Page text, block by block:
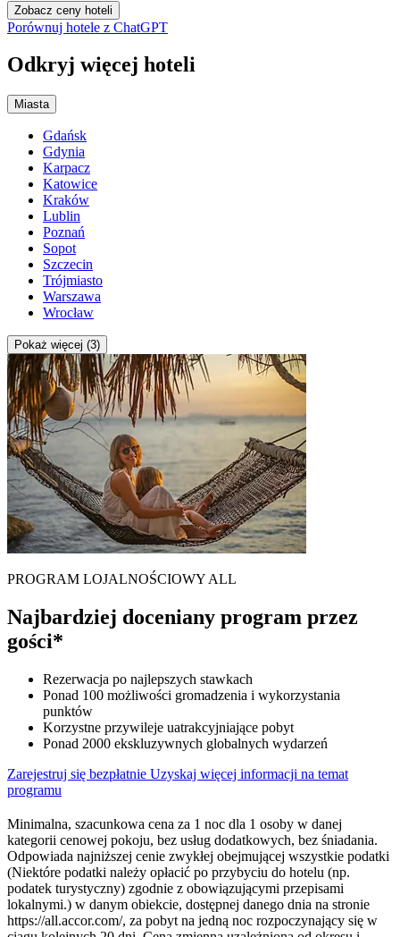
Zobacz ceny hoteli
Porównuj hotele z ChatGPT
Odkryj więcej hoteli
Miasta
Gdańsk
Gdynia
Karpacz
Katowice
Kraków
Lublin
Poznań
Sopot
Szczecin
Trójmiasto
Warszawa
Wrocław
Pokaż więcej (3)
PROGRAM LOJALNOŚCIOWY ALL
Najbardziej doceniany program przez
gości*
Rezerwacja po najlepszych stawkach
Ponad 100 możliwości gromadzenia i wykorzystania
punktów
Korzystne przywileje uatrakcyjniające pobyt
Ponad 2000 ekskluzywnych globalnych wydarzeń
Zarejestruj się bezpłatnie Uzyskaj więcej informacji na temat
programu
Minimalna, szacunkowa cena za 1 noc dla 1 osoby w danej
kategorii cenowej pokoju, bez usług dodatkowych, bez śniadania.
Odpowiada najniższej cenie zwykłej obejmującej wszystkie podatki
(Niektóre podatki należy opłacić po przybyciu do hotelu (np.
podatek turystyczny) zgodnie z obowiązującymi przepisami
lokalnymi.) w danym obiekcie, dostępnej danego dnia na stronie
https://all.accor.com/, za pobyt na jedną noc rozpoczynający się w